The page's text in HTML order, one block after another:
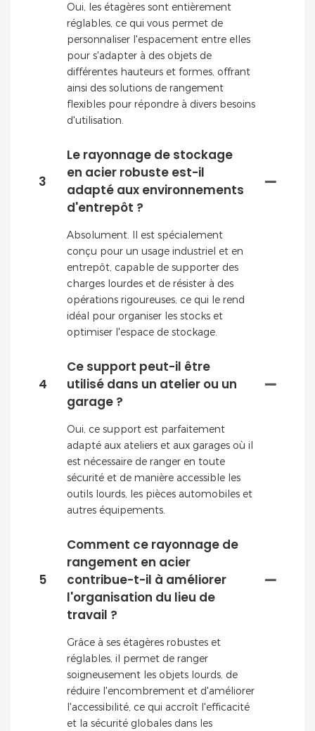
Oui, les étagères sont entièrement
réglables, ce qui vous permet de
personnaliser l'espacement entre elles
pour s'adapter à des objets de
différentes hauteurs et formes, offrant
ainsi des solutions de rangement
flexibles pour répondre à divers besoins
d'utilisation.
3
Le rayonnage de stockage
en acier robuste est-il
adapté aux environnements
d'entrepôt ?
Absolument. Il est spécialement
conçu pour un usage industriel et en
entrepôt, capable de supporter des
charges lourdes et de résister à des
opérations rigoureuses, ce qui le rend
idéal pour organiser les stocks et
optimiser l'espace de stockage.
4
Ce support peut-il être
utilisé dans un atelier ou un
garage ?
Oui, ce support est parfaitement
adapté aux ateliers et aux garages où il
est nécessaire de ranger en toute
sécurité et de manière accessible les
outils lourds, les pièces automobiles et
autres équipements.
5
Comment ce rayonnage de
rangement en acier
contribue-t-il à améliorer
l'organisation du lieu de
travail ?
Grâce à ses étagères robustes et
réglables, il permet de ranger
soigneusement les objets lourds, de
réduire l'encombrement et d'améliorer
l'accessibilité, ce qui accroît l'efficacité
et la sécurité globales dans les